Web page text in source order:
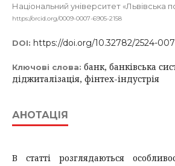
Національний університет «Львівська
https://orcid.org/0009-0007-6905-2158
DOI: https://doi.org/10.32782/2524-
Ключові слова: банк, банківська
діджиталізація, фінтех-індустрія
АНОТАЦІЯ
В статті розглядаються